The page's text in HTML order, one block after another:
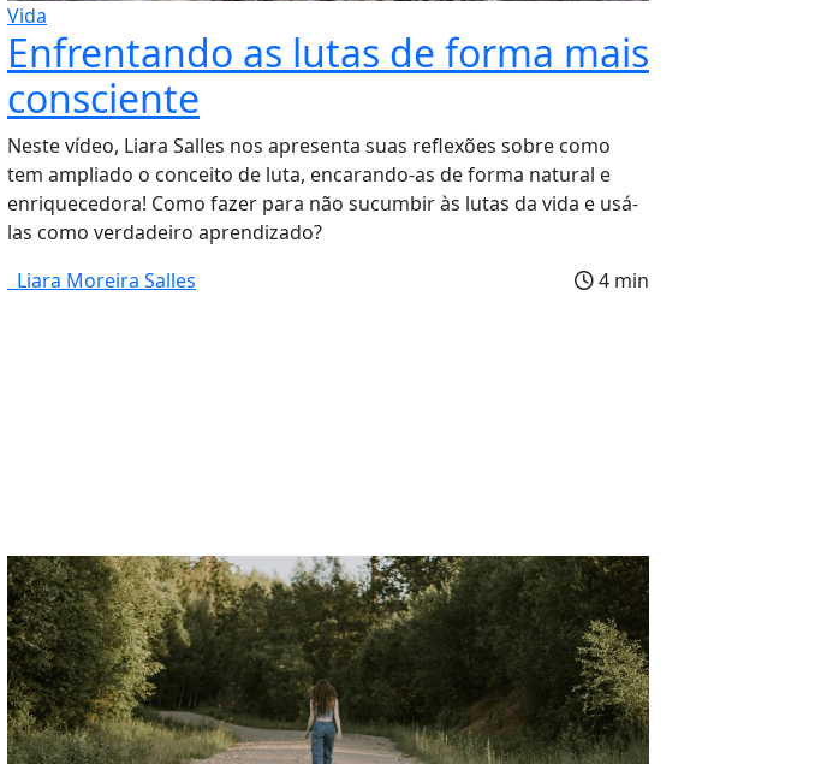
Vida
Enfrentando as lutas de forma mais
consciente
Neste vídeo, Liara Salles nos apresenta suas reflexões sobre como
tem ampliado o conceito de luta, encarando-as de forma natural e
enriquecedora! Como fazer para não sucumbir às lutas da vida e usá-
las como verdadeiro aprendizado?
Liara Moreira Salles
4 min